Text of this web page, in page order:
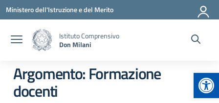
Vai ai contenuti
Vai al menu di navigazione
Vai al footer
Ministero dell'Istruzione e del Merito
Istituto Comprensivo
Don Milani
Argomento: Formazione
docenti